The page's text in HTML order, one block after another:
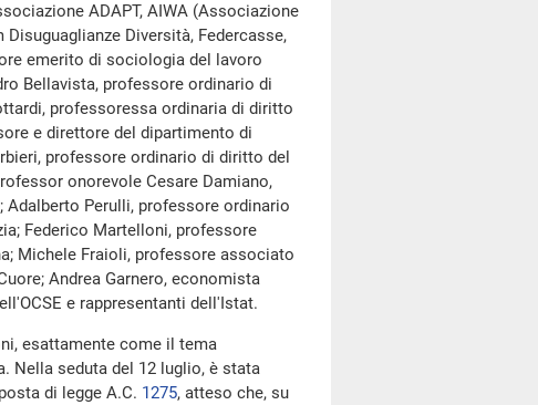
ADAPT, AIWA (Associazione
Diversità, Federcasse,
emerito di sociologia del lavoro
Bellavista, professore ordinario di
professoressa ordinaria di diritto
e direttore del dipartimento di
professore ordinario di diritto del
onorevole Cesare Damiano,
Perulli, professore ordinario
Federico Martelloni, professore
Michele Fraioli, professore associato
Andrea Garnero, economista
e rappresentanti dell'Istat.
esattamente come il tema
Nella seduta del 12 luglio, è stata
di legge A.C. 1275​, atteso che, su